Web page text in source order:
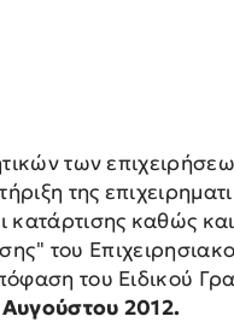
των
της
καθώς
του
του Ειδικού
2012.